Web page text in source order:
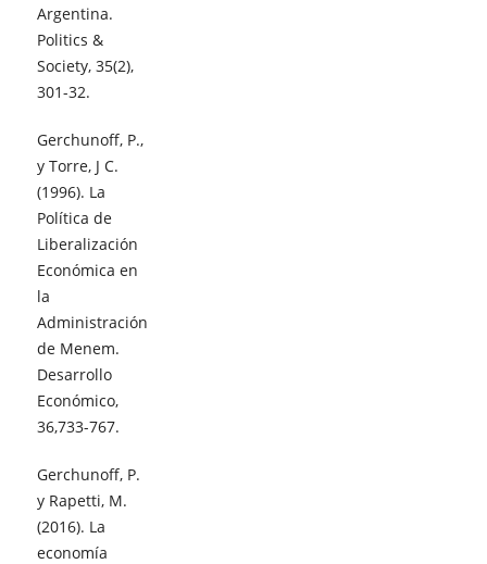
Argentina.
Politics &
Society, 35(2),
301-32.
Gerchunoff, P.,
y Torre, J C.
(1996). La
Política de
Liberalización
Económica en
la
Administración
de Menem.
Desarrollo
Económico,
36,733-767.
Gerchunoff, P.
y Rapetti, M.
(2016). La
economía